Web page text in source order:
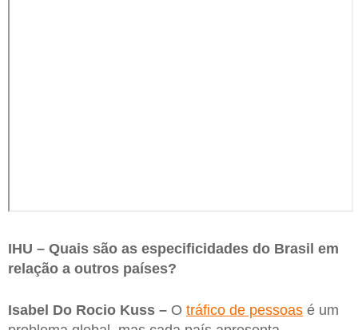
IHU – Quais são as especificidades do Brasil em
relação a outros países?
Isabel Do Rocio Kuss – O tráfico de pessoas é um